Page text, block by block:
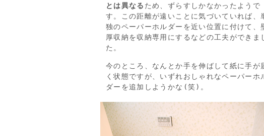
とは異なる ため、ずらすしかなかったようで
す。この距離が遠いことに気づいていれば、
独のペーパーホルダーを近い位置に付けて、
厚収納を収納専用にするなどの工夫ができま
た。
今のところ、なんとか手を伸ばして紙に手が
く状態ですが、いずれおしゃれなペーパーホ
ダーを追加しようかな(笑)。